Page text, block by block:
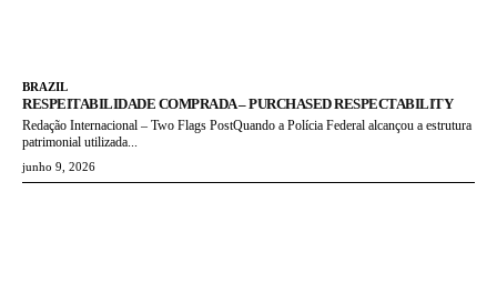
BRAZIL
RESPEITABILIDADE COMPRADA – PURCHASED RESPECTABILITY
Redação Internacional – Two Flags PostQuando a Polícia Federal alcançou a estrutura
patrimonial utilizada...
junho 9, 2026